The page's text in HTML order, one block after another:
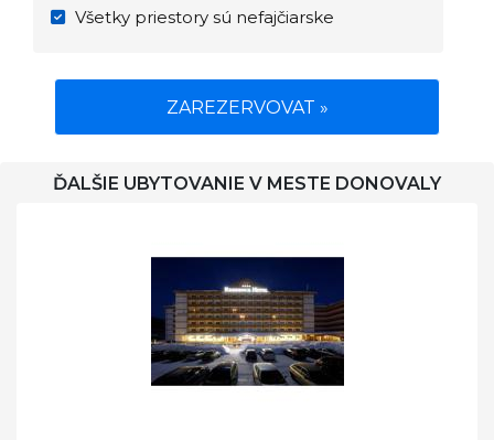
Všetky priestory sú nefajčiarske
ZAREZERVOVAT »
ĎALŠIE UBYTOVANIE V MESTE DONOVALY